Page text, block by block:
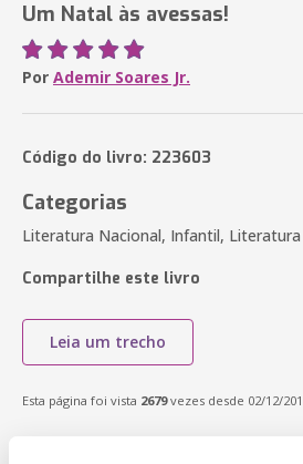
Um Natal às avessas!
Por Ademir Soares Jr.
Código do livro: 223603
Categorias
Literatura Nacional, Infantil, Literatura
Compartilhe este livro
Leia um trecho
Esta página foi vista 2679vezes desde 02/12/